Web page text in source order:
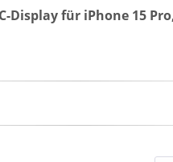
Display für iPhone 15